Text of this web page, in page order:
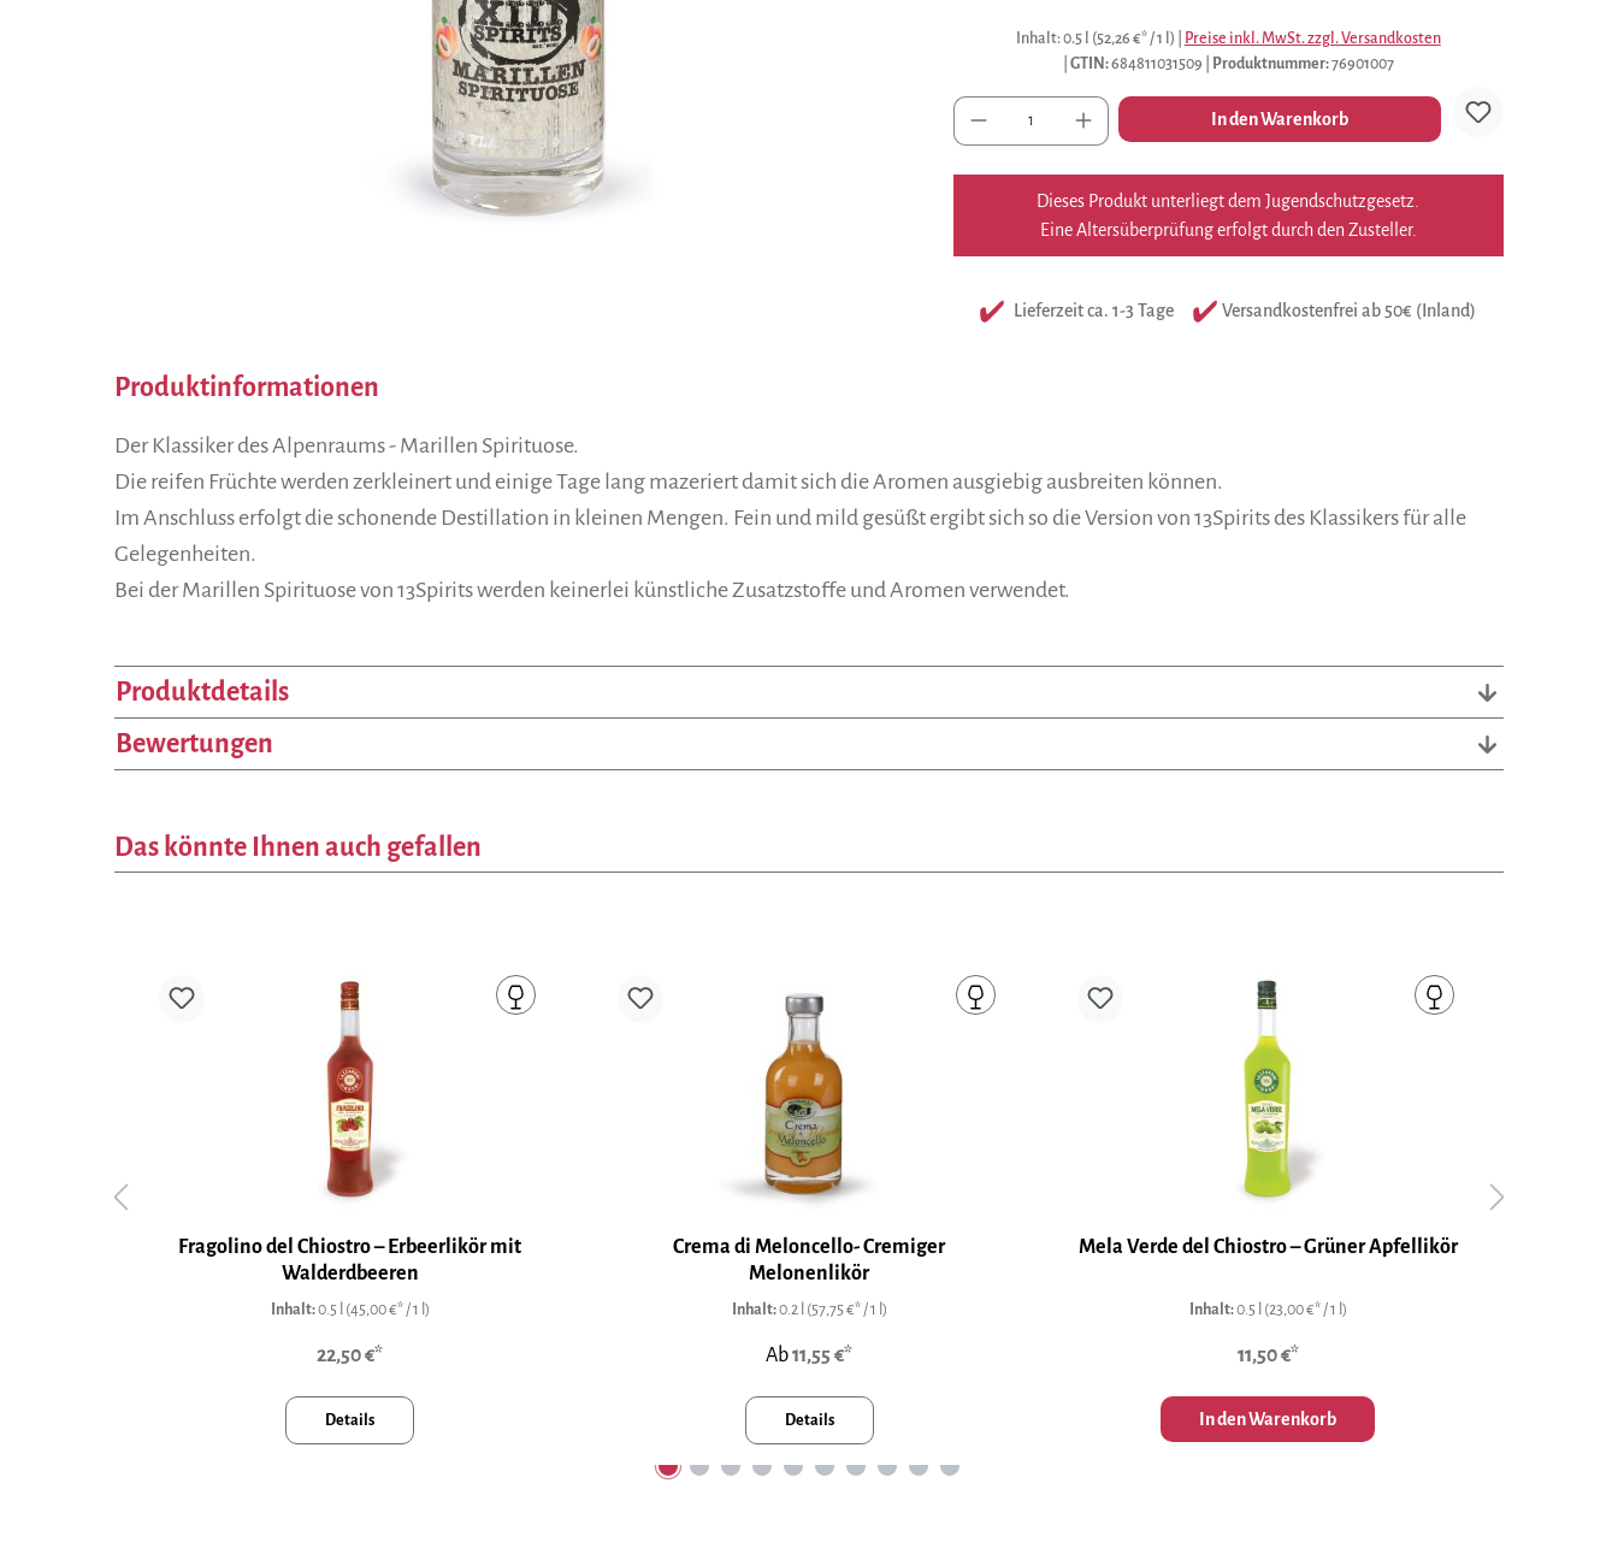
Inhalt: 0.5 l (52,26 €* / 1 l)
Preise inkl. MwSt. zzgl. Versandkosten
GTIN:684811031509 Produktnummer:76901007
In den Warenkorb
Dieses Produkt unterliegt dem Jugendschutzgesetz.
Eine Altersüberprüfung erfolgt durch den Zusteller.
Lieferzeit ca. 1-3 Tage Versandkostenfrei ab 50€ (Inland)
Produktinformationen
Der Klassiker des Alpenraums - Marillen Spirituose.
Die reifen Früchte werden zerkleinert und einige Tage lang mazeriert damit sich die Aromen ausgiebig ausbreiten können.
Im Anschluss erfolgt die schonende Destillation in kleinen Mengen. Fein und mild gesüßt ergibt sich so die Version von 13Spirits des Klassikers für alle
Gelegenheiten.
Bei der Marillen Spirituose von 13Spirits werden keinerlei künstliche Zusatzstoffe und Aromen verwendet.
Produktdetails
Bewertungen
Das könnte Ihnen auch gefallen
Fragolino del Chiostro – Erbeerlikör mit
Walderdbeeren
Inhalt:0.5 l (45,00 €* / 1 l)
22,50 €*
Details
Crema di Meloncello- Cremiger
Melonenlikör
Inhalt:0.2 l (57,75 €* / 1 l)
Ab11,55 €*
Details
Mela Verde del Chiostro – Grüner Apfellikör
Inhalt:0.5 l (23,00 €* / 1 l)
11,50 €*
In den Warenkorb